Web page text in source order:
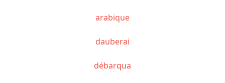
arabique
dauberai
débarqua